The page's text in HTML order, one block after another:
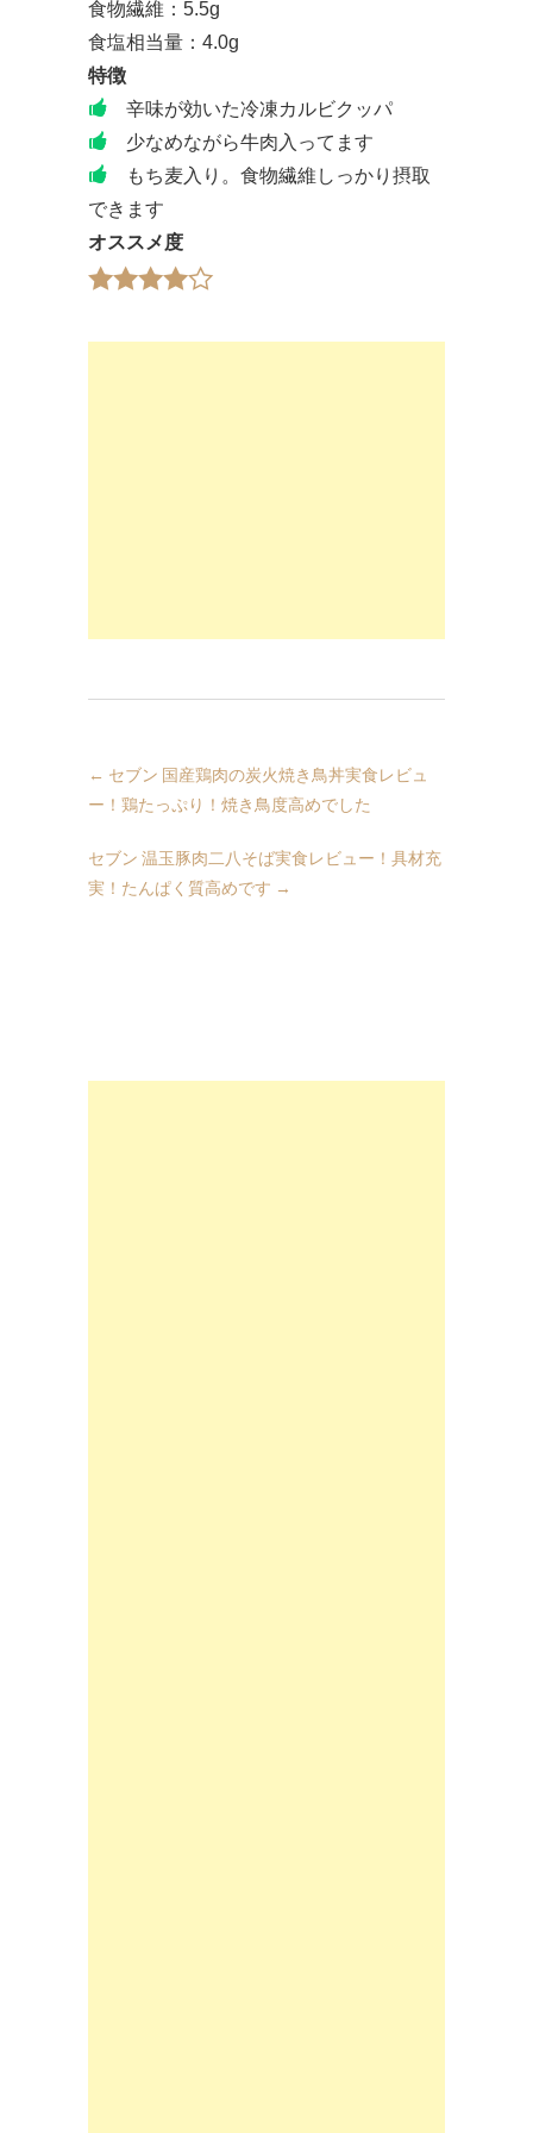
食物繊維：5.5g
食塩相当量：4.0g
特徴
辛味が効いた冷凍カルビクッパ
少なめながら牛肉入ってます
もち麦入り。食物繊維しっかり摂取
できます
オススメ度
← セブン 国産鶏肉の炭火焼き鳥丼実食レビュ
ー！鶏たっぷり！焼き鳥度高めでした
セブン 温玉豚肉二八そば実食レビュー！具材充
実！たんぱく質高めです →